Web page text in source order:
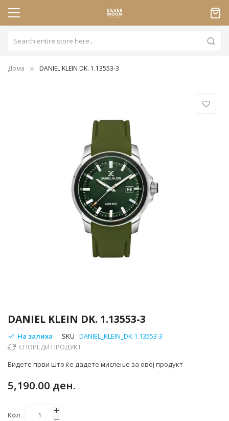
Дома DANIEL KLEIN DK. 1.13553-3
to
the
beginning
of
images
DANIEL KLEIN DK. 1.13553-3
На залиха SKU DANIEL_KLEIN_DK.1.13553-3
СПОРЕДИ ПРОДУКТ
Бидете први што ќе дадете мислење за овој продукт
5,190.00 ден.
Кол